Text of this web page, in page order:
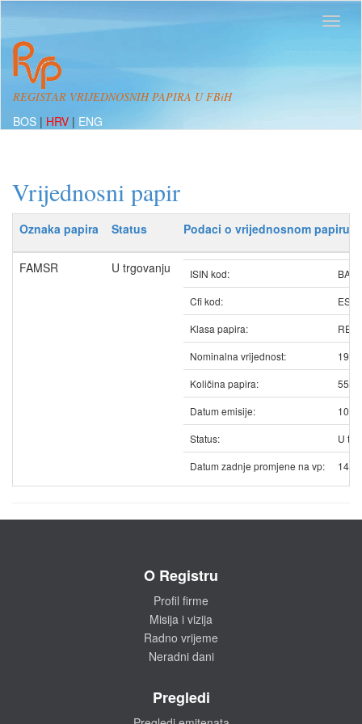
REGISTAR VRIJEDNOSNIH PAPIRA U FBiH
BOS | HRV | ENG
Vrijednosni papir
Oznaka papira Status Podaci o vrijednosnom papiru
FAMSR U trgovanju ISIN kod:
Cfi kod:
Klasa papira:
Nominalna vrijednost:
19.50
Količina papira:
Datum emisije:
Status:
U
Datum zadnje promjene na vp:
O Registru
Profil firme
Misija i vizija
Radno vrijeme
Neradni dani
Pregledi